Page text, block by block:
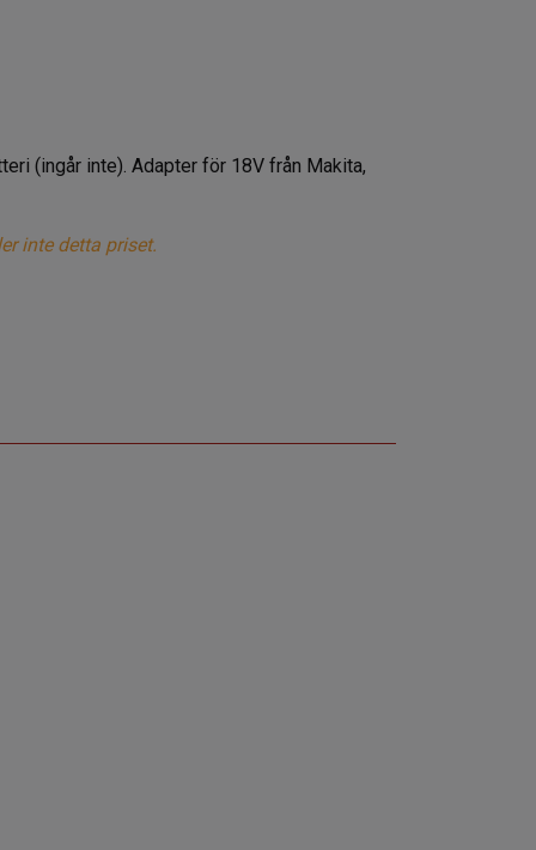
(ingår inte). Adapter för 18V från Makita,
inte detta priset.